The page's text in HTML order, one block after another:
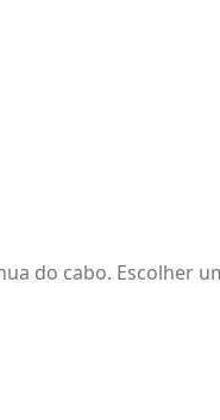
do cabo. Escolher